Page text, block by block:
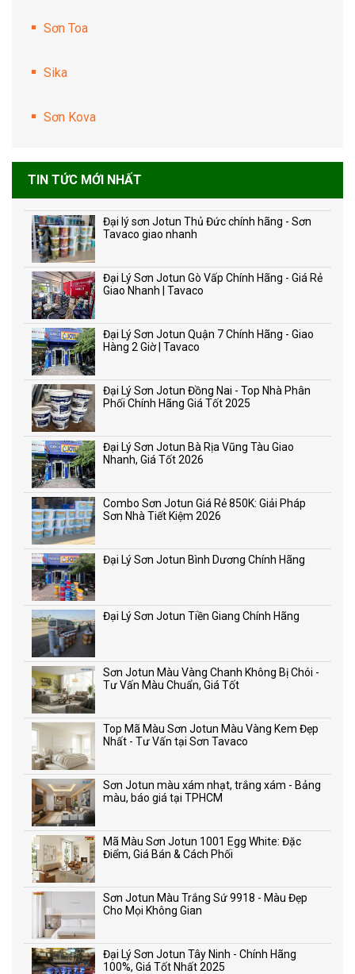
Sơn Toa
Sika
Sơn Kova
TIN TỨC MỚI NHẤT
Đại lý sơn Jotun Thủ Đức chính hãng - Sơn
Tavaco giao nhanh
Đại Lý Sơn Jotun Gò Vấp Chính Hãng - Giá Rẻ
Giao Nhanh | Tavaco
Đại Lý Sơn Jotun Quận 7 Chính Hãng - Giao
Hàng 2 Giờ | Tavaco
Đại Lý Sơn Jotun Đồng Nai - Top Nhà Phân
Phối Chính Hãng Giá Tốt 2025
Đại Lý Sơn Jotun Bà Rịa Vũng Tàu Giao
Nhanh, Giá Tốt 2026
Combo Sơn Jotun Giá Rẻ 850K: Giải Pháp
Sơn Nhà Tiết Kiệm 2026
Đại Lý Sơn Jotun Bình Dương Chính Hãng
Đại Lý Sơn Jotun Tiền Giang Chính Hãng
Sơn Jotun Màu Vàng Chanh Không Bị Chói -
Tư Vấn Màu Chuẩn, Giá Tốt
Top Mã Màu Sơn Jotun Màu Vàng Kem Đẹp
Nhất - Tư Vấn tại Sơn Tavaco
Sơn Jotun màu xám nhạt, trắng xám - Bảng
màu, báo giá tại TPHCM
Mã Màu Sơn Jotun 1001 Egg White: Đặc
Điểm, Giá Bán & Cách Phối
Sơn Jotun Màu Trắng Sứ 9918 - Màu Đẹp
Cho Mọi Không Gian
Đại Lý Sơn Jotun Tây Ninh - Chính Hãng
100%, Giá Tốt Nhất 2025